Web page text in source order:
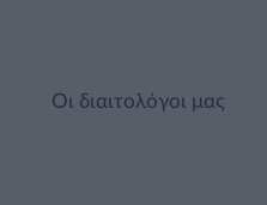
Οι διαιτολόγοι μας